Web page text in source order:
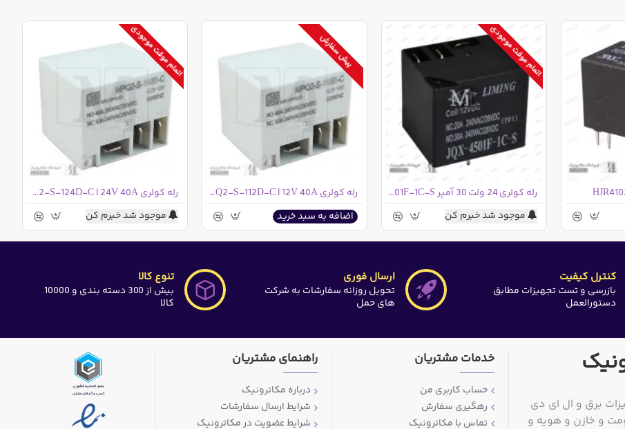
اتمام موقت موجودی
رله کولری 24 ولت 30 آمپر JQX-4501F-1C-S
موجود شد خبرم کن
پیش سفارش
رله کولری MPQ2-S-112D-C | 12V 40A
اضافه به سبد خرید
اتمام موقت موجودی
رله کولری MPQ2-S-124D-C | 24V 40A
موجود شد خبرم کن
کنترل کیفیت
بازرسی و تست تجهیزات مطابق
دستورالعمل
ارسال فوری
تحویل روزانه سفارشات به شرکت
های حمل
تنوع کالا
بیش از 300 دسته بندی و 10000
کالا
برق و ال ای دی
و خازن و هویه و
خدمات مشتریان
حساب کاربری من
رهگیری سفارش
تماس با مکاترونیک
راهنمای مشتریان
درباره مکاترونیک
شرایط ارسال سفارشات
شرایط عضویت در مکاترونیک